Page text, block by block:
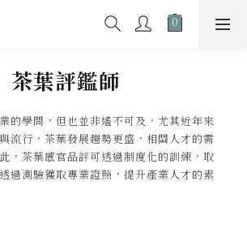
茶葉評鑑師
的學問，但也並非遙不可及，尤其近年來
流行，茶葉發展趨勢更盛，相關人才的需
，茶葉感官品評可透過制度化的訓練，取
過測驗獲取專業證照，提升產業人才的素